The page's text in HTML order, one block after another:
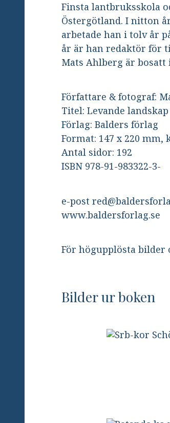
Finsta lantbruksskola
Östergötland. I nitton
arbetade han i tolv år
år är han redaktör för
Mats Ahlberg är
Författare & fotograf:
Titel: Levande
Förlag: Balders förlag
Format: 147 x 220
Antal sidor: 192
ISBN 978-91-983322-3-
e-post
www.baldersforlag.se
För högupplösta
Bilder ur boken